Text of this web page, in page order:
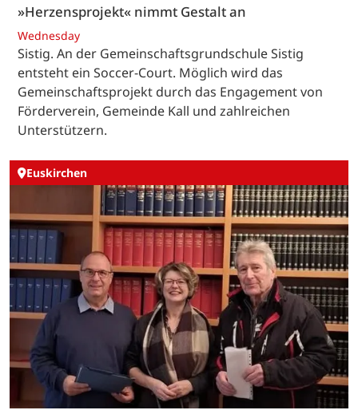
»Herzensprojekt« nimmt Gestalt an
Wednesday
Sistig. An der Gemeinschaftsgrundschule Sistig
entsteht ein Soccer-Court. Möglich wird das
Gemeinschaftsprojekt durch das Engagement von
Förderverein, Gemeinde Kall und zahlreichen
Unterstützern.
Euskirchen